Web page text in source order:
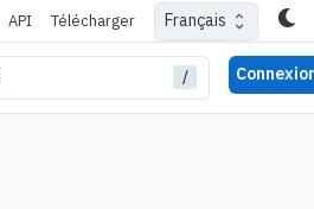
API Télécharger Français
/